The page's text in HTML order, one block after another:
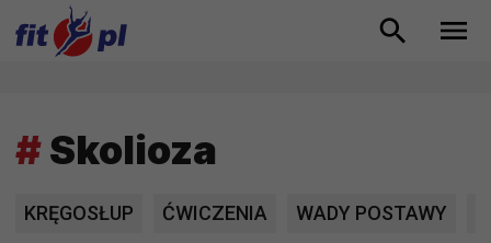
#Skolioza
KRĘGOSŁUP ĆWICZENIA WADY POSTAWY